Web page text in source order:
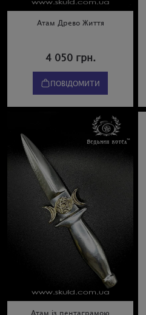
Атам Древо Життя
4 050 грн.
ПОВІДОМИТИ
Атам із пентаграмою